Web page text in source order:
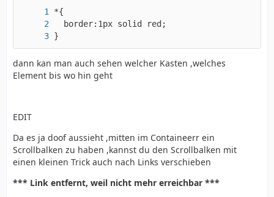
}
dann kan man auch sehen welcher Kasten ,welches
Element bis wo hin geht
EDIT
Da es ja doof aussieht ,mitten im Containeerr ein
Scrollbalken zu haben ,kannst du den Scrollbalken mit
einen kleinen Trick auch nach Links verschieben
*** Link entfernt, weil nicht mehr erreichbar ***